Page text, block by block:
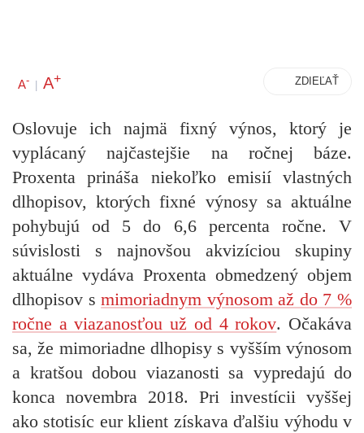
A- | A+ ZDIEĽAŤ
Oslovuje ich najmä fixný výnos, ktorý je
vyplácaný najčastejšie na ročnej báze.
Proxenta prináša niekoľko emisií vlastných
dlhopisov, ktorých fixné výnosy sa aktuálne
pohybujú od 5 do 6,6 percenta ročne. V
súvislosti s najnovšou akvizíciou skupiny
aktuálne vydáva Proxenta obmedzený objem
dlhopisov smimoriadnym výnosom až do 7 %
ročne a viazanosťou už od 4 rokov. Očakáva
sa, že mimoriadne dlhopisy s vyšším výnosom
a kratšou dobou viazanosti sa vypredajú do
konca novembra 2018. Pri investícii vyššej
ako stotisíc eur klient získava ďalšiu výhodu v